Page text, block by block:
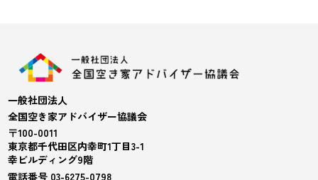
一般社団法人
全国空き家アドバイザー協議会
〒100-0011
東京都千代田区内幸町1丁目3-1
幸ビルディング9階
電話番号 03-6275-0798